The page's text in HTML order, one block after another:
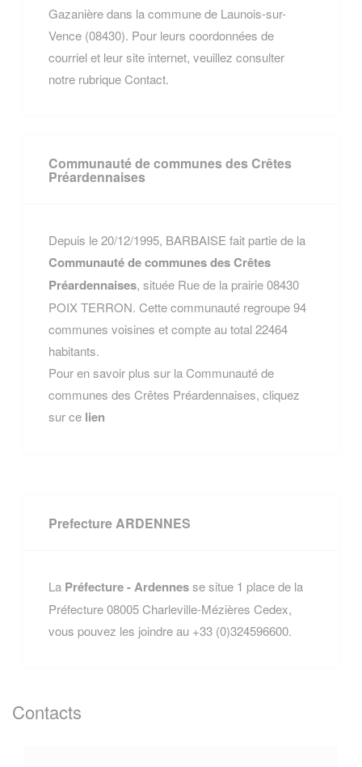
Gazanière dans la commune de Launois-sur-
Vence (08430). Pour leurs coordonnées de
courriel et leur site internet, veuillez consulter
notre rubrique Contact.
Communauté de communes des Crêtes
Préardennaises
Depuis le 20/12/1995, BARBAISE fait partie de la
Communauté de communes des Crêtes
Préardennaises, située Rue de la prairie 08430
POIX TERRON. Cette communauté regroupe 94
communes voisines et compte au total 22464
habitants.
Pour en savoir plus sur la Communauté de
communes des Crêtes Préardennaises, cliquez
sur ce lien
Prefecture ARDENNES
La Préfecture - Ardennesse situe 1 place de la
Préfecture 08005 Charleville-Mézières Cedex,
vous pouvez les joindre au +33 (0)324596600.
Contacts